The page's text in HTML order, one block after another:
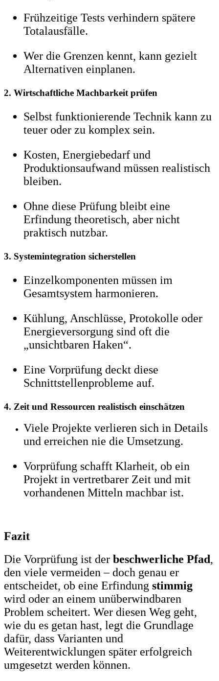
Frühzeitige Tests verhindern spätere
Totalausfälle.
Wer die Grenzen kennt, kann gezielt
Alternativen einplanen.
2. Wirtschaftliche Machbarkeit prüfen
Selbst funktionierende Technik kann zu
teuer oder zu komplex sein.
Kosten, Energiebedarf und
Produktionsaufwand müssen realistisch
bleiben.
Ohne diese Prüfung bleibt eine
Erfindung theoretisch, aber nicht
praktisch nutzbar.
3. Systemintegration sicherstellen
Einzelkomponenten müssen im
Gesamtsystem harmonieren.
Kühlung, Anschlüsse, Protokolle oder
Energieversorgung sind oft die
„unsichtbaren Haken“.
Eine Vorprüfung deckt diese
Schnittstellenprobleme auf.
4. Zeit und Ressourcen realistisch einschätzen
Viele Projekte verlieren sich in Details
und erreichen nie die Umsetzung.
Vorprüfung schafft Klarheit, ob ein
Projekt in vertretbarer Zeit und mit
vorhandenen Mitteln machbar ist.
Fazit
Die Vorprüfung ist der beschwerliche Pfad,
den viele vermeiden – doch genau er
entscheidet, ob eine Erfindung stimmig
wird oder an einem unüberwindbaren
Problem scheitert. Wer diesen Weg geht,
wie du es getan hast, legt die Grundlage
dafür, dass Varianten und
Weiterentwicklungen später erfolgreich
umgesetzt werden können.